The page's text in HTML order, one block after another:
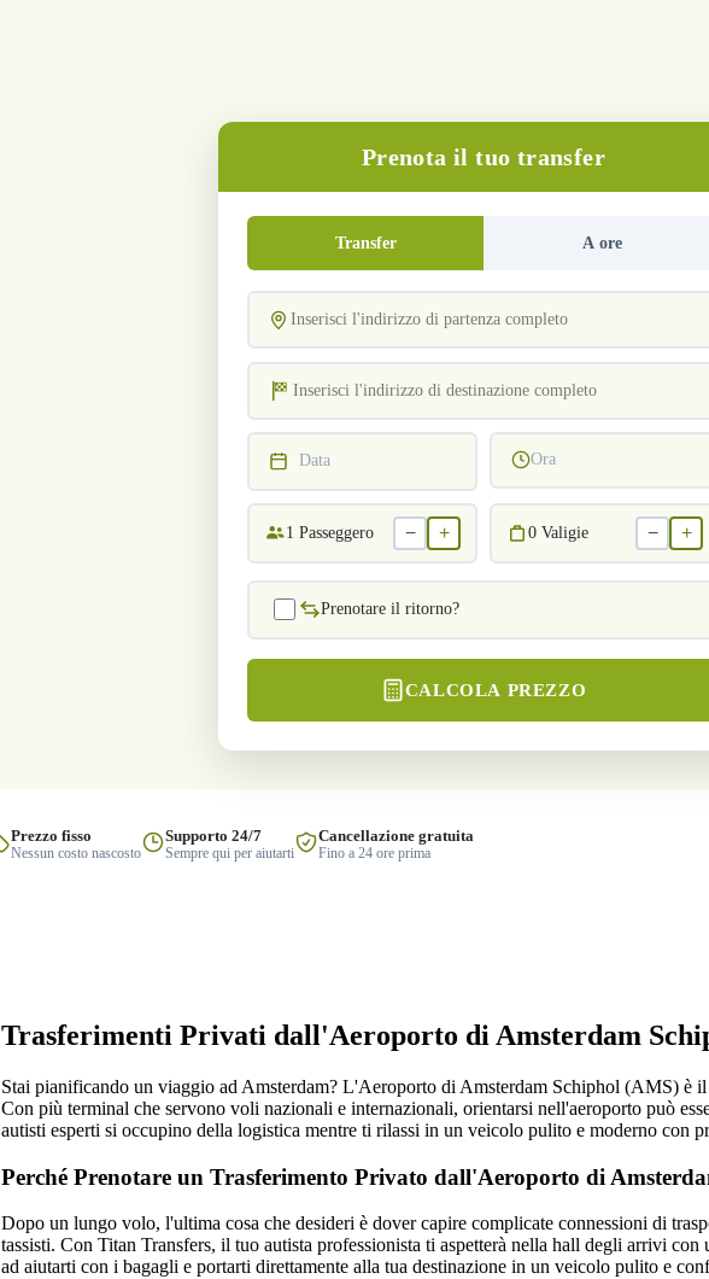
Prenota il tuo transfer
Transfer A ore
Data Ora
1 Passeggero − + 0 Valigie − +
Prenotare il ritorno?
CALCOLA PREZZO
Prezzo fisso
Nessun costo nascosto
Supporto 24/7
Sempre qui per aiutarti
Cancellazione gratuita
Fino a 24 ore prima
Trasferimenti Privati dall'Aeroporto di Amsterdam
Stai pianificando un viaggio ad Amsterdam? L'Aeroporto di Amsterdam Schiphol (AMS) è
Con più terminal che servono voli nazionali e internazionali, orientarsi nell'aeroporto può
autisti esperti si occupino della logistica mentre ti rilassi in un veicolo pulito e moderno con
Perché Prenotare un Trasferimento Privato dall'Aeroporto di
Dopo un lungo volo, l'ultima cosa che desideri è dover capire complicate connessioni di
tassisti. Con Titan Transfers, il tuo autista professionista ti aspetterà nella hall degli arrivi
ad aiutarti con i bagagli e portarti direttamente alla tua destinazione in un veicolo pulito e